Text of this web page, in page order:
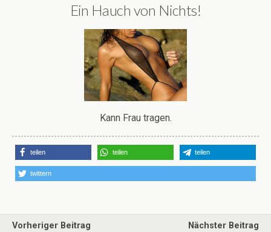
Ein Hauch von Nichts!
Kann Frau tragen.
teilen teilen teilen
twittern
Vorheriger Beitrag
Nächster Beitrag